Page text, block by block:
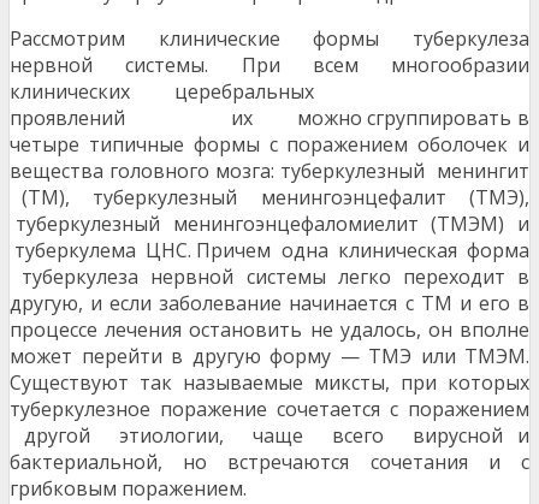
Рассмотрим клинические формы туберкулеза
нервной системы. При всем многообразии
клинических церебральных
проявлений их можно сгруппировать в
четыре типичные формы с поражением оболочек и
вещества головного мозга: туберкулезный менингит
(ТМ), туберкулезный менингоэнцефалит (ТМЭ),
туберкулезный менингоэнцефаломиелит (ТМЭМ) и
туберкулема ЦНС. Причем одна клиническая форма
туберкулеза нервной системы легко переходит в
другую, и если заболевание начинается с ТМ и его в
процессе лечения остановить не удалось, он вполне
может перейти в другую форму — ТМЭ или ТМЭМ.
Существуют так называемые миксты, при которых
туберкулезное поражение сочетается с поражением
другой этиологии, чаще всего вирусной и
бактериальной, но встречаются сочетания и с
грибковым поражением.